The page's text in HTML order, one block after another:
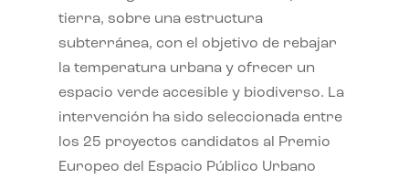
tierra, sobre una estructura
subterránea, con el objetivo de rebajar
la temperatura urbana y ofrecer un
espacio verde accesible y biodiverso. La
intervención ha sido seleccionada entre
los 25 proyectos candidatos al Premio
Europeo del Espacio Público Urbano